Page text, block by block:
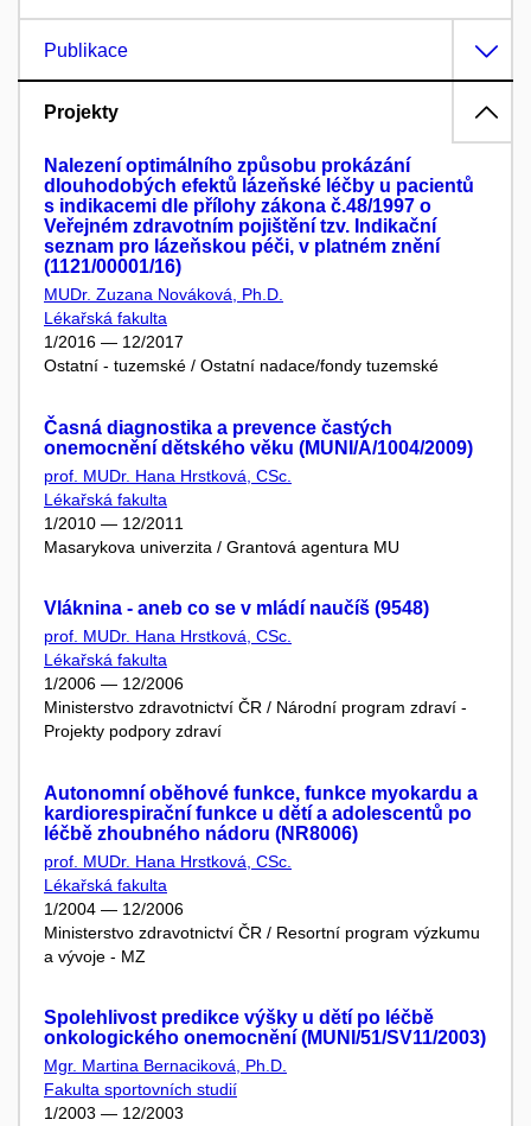
Publikace
Projekty
Nalezení optimálního způsobu prokázání
dlouhodobých efektů lázeňské léčby u pacientů
s indikacemi dle přílohy zákona č.48/1997 o
Veřejném zdravotním pojištění tzv. Indikační
seznam pro lázeňskou péči, v platném znění
(1121/00001/16)
MUDr. Zuzana Nováková, Ph.D.
Lékařská fakulta
1/2016 — 12/2017
Ostatní - tuzemské / Ostatní nadace/fondy tuzemské
Časná diagnostika a prevence častých
onemocnění dětského věku (MUNI/A/1004/2009)
prof. MUDr. Hana Hrstková, CSc.
Lékařská fakulta
1/2010 — 12/2011
Masarykova univerzita / Grantová agentura MU
Vláknina - aneb co se v mládí naučíš (9548)
prof. MUDr. Hana Hrstková, CSc.
Lékařská fakulta
1/2006 — 12/2006
Ministerstvo zdravotnictví ČR / Národní program zdraví -
Projekty podpory zdraví
Autonomní oběhové funkce, funkce myokardu a
kardiorespirační funkce u dětí a adolescentů po
léčbě zhoubného nádoru (NR8006)
prof. MUDr. Hana Hrstková, CSc.
Lékařská fakulta
1/2004 — 12/2006
Ministerstvo zdravotnictví ČR / Resortní program výzkumu
a vývoje - MZ
Spolehlivost predikce výšky u dětí po léčbě
onkologického onemocnění (MUNI/51/SV11/2003)
Mgr. Martina Bernaciková, Ph.D.
Fakulta sportovních studií
1/2003 — 12/2003